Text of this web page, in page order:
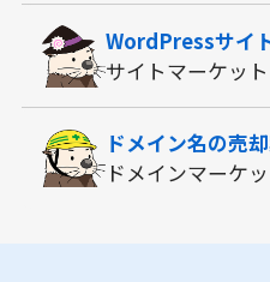
WordPressサイ
サイトマーケット
ドメイン名の売
ドメインマーケ